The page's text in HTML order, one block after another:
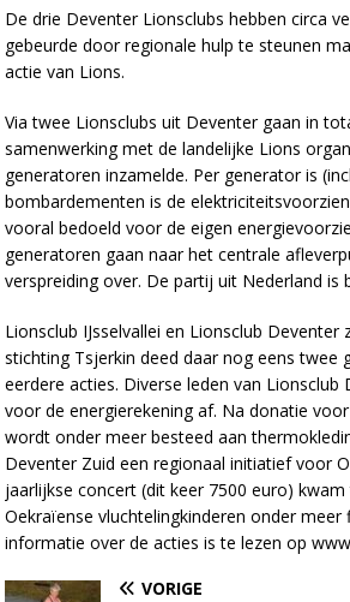
De drie Deventer Lionsclubs hebben circa
gebeurde door regionale hulp te steunen
actie van Lions.
Via twee Lionsclubs uit Deventer gaan in
samenwerking met de landelijke Lions
generatoren inzamelde. Per generator is
bombardementen is de
vooral bedoeld voor de eigen
generatoren gaan naar het centrale
verspreiding over. De partij uit Nederland
Lionsclub IJsselvallei en Lionsclub
stichting Tsjerkin deed daar nog eens twee
eerdere acties. Diverse leden van
voor de energierekening af. Na donatie
wordt onder meer besteed aan
Deventer Zuid een regionaal initiatief voor
jaarlijkse concert (dit keer 7500 euro)
Oekraïense vluchtelingkinderen onder
informatie over de acties is te lezen op
VORIGE